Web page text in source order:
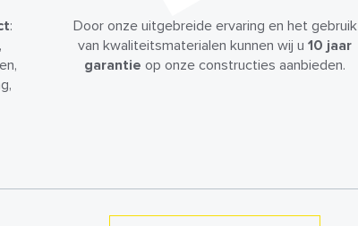
:
Door onze uitgebreide ervaring en het gebruik
van kwaliteitsmaterialen kunnen wij u 10 jaar
garantie op onze constructies aanbieden.